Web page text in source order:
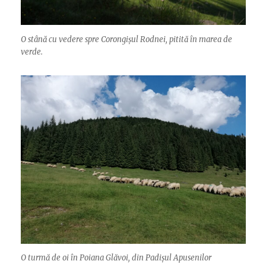
O stână cu vedere spre Corongișul Rodnei, pitită în marea de
verde.
O turmă de oi în Poiana Glăvoi, din Padișul Apusenilor